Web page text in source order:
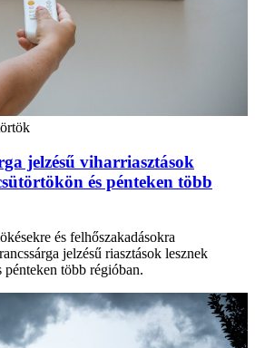
jelzésű viharriasztások
és pénteken több
és felhőszakadásokra
jelzésű riasztások lesznek
több régióban.